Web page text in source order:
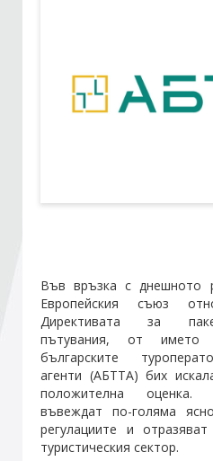
Арбитражен съд
Във връзка с днешното
Европейския съюз
Директивата за
пътувания, от
българските
агенти (АБТТА) бих
положителна оценка.
въвеждат по-голяма
регулациите и
туристическия сектор.